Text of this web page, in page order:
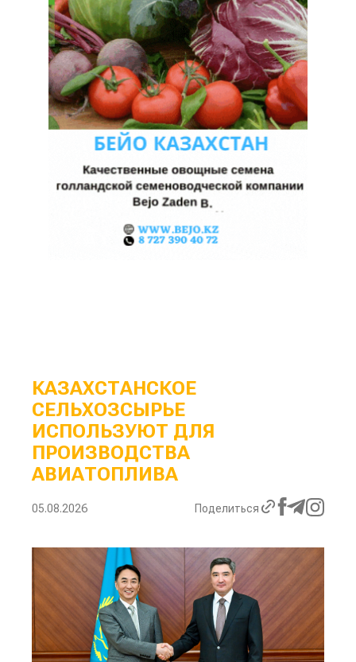
КАЗАХСТАНСКОЕ
СЕЛЬХОЗСЫРЬЕ
ИСПОЛЬЗУЮТ ДЛЯ
ПРОИЗВОДСТВА
АВИАТОПЛИВА
05.08.2026 Поделиться